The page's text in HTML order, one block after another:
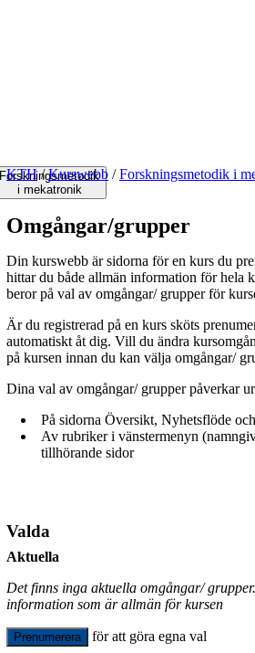
Forskningsmetodik
i mekatronik
KTH / Kurswebb / Forskningsmetodik i
Omgångar/grupper
Din kurswebb är sidorna för en kurs du
hittar du både allmän information för hela
beror på val av omgångar/ grupper för
Är du registrerad på en kurs sköts
automatiskt åt dig. Vill du ändra
på kursen innan du kan välja omgångar/
Dina val av omgångar/ grupper påverkar
På sidorna Översikt, Nyhetsflöde
Av rubriker i vänstermenyn
tillhörande sidor
Valda
Aktuella
Det finns inga aktuella omgångar/
information som är allmän för kursen
Prenumerera för att göra egna val